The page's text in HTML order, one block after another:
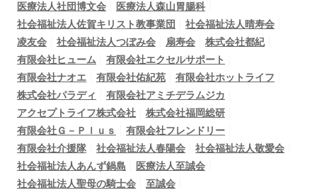
医療法人社団博文会
医療法人森山胃腸科
社会福祉法人佐賀キリスト教事業団
社会福祉法人晴寿会
凌友会
社会福祉法人つぼみ会 扇寿会
株式会社都紀
有限会社ヒューム
有限会社エクセルサポート
有限会社ナオエ
有限会社佑紀苑
有限会社ホットライフ
株式会社パラディ
有限会社アミチデラムジカ
アクセプトライフ株式会社
株式会社福岡総研
有限会社Ｇ－Ｐｌｕｓ
有限会社フレンドリー
有限会社介援隊
社会福祉法人春陽会
社会福祉法人敬愛会
社会福祉法人あんず鍋島
医療法人至誠会
社会福祉法人聖母の騎士会
至誠会